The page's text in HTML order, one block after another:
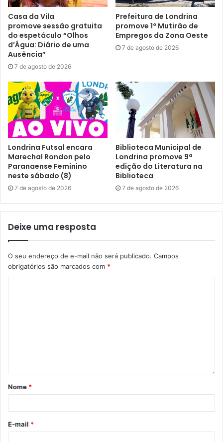
com a diretora de Turismo da CODEL, Maitê Uhlmann, no
3379-2303.
Gostei
Etiquetas Conectur Londrina
Hackathon do Turismo
Turismo Inteligente
Casa da Vila
promove sessão gratuita
do espetáculo “Olhos
d’Água: Diário de uma
Ausência”
7 de agosto de 2026
Prefeitura de Londrina
promove 1º Mutirão de
Empregos da Zona Oeste
7 de agosto de 2026
Londrina Futsal encara
Marechal Rondon pelo
Paranaense Feminino
neste sábado (8)
7 de agosto de 2026
Biblioteca Municipal de
Londrina promove 9ª
edição do Literatura na
Biblioteca
7 de agosto de 2026
Deixe uma resposta
O seu endereço de e-mail não será publicado. Campos
obrigatórios são marcados com *
Nome *
E-mail *